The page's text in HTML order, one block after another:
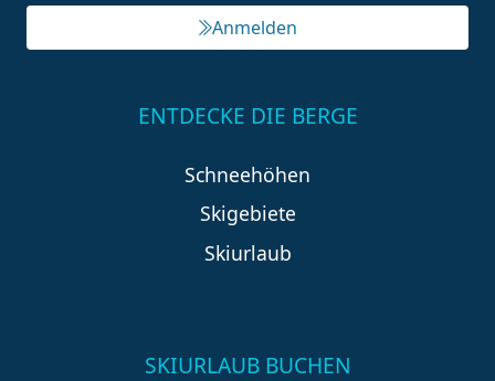
Anmelden
ENTDECKE DIE BERGE
Schneehöhen
Skigebiete
Skiurlaub
SKIURLAUB BUCHEN